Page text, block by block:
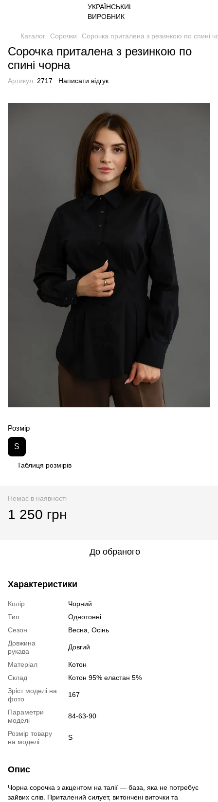
Каталог Сорочки Сорочка приталена з резинкою по спині
Сорочка приталена з резинкою по
спині чорна
Артикул: 2717 Написати відгук
Розмір
S
Таблиця розмірів
Немає в наявності
1 250 грн
До обраного
Характеристики
Колір
Чорний
Тип
Однотонні
Сезон
Весна, Осінь
Довжина
рукава
Довгий
Матеріал
Котон
Склад
Котон 95% еластан 5%
Зріст моделі на
фото
167
Параметри
моделі
84-63-90
Розмір товару
на моделі
S
Опис
Чорна сорочка з акцентом на талії — база, яка не потребує
зайвих слів. Приталений силует, витончені виточки та